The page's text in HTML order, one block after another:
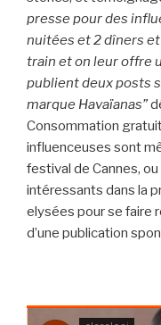
presse pour des
nuitées et 2 dîners
train et on leur offre
publient deux posts
marque Havaïanas”
Consommation
influenceuses sont
festival de Cannes,
intéressants dans la
elysées pour se faire
d’une publication